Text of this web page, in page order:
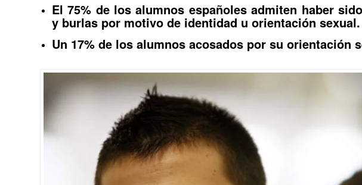
El 75% de los alumnos españoles admiten haber
y burlas por motivo de identidad u orientación sexual.
Un 17% de los alumnos acosados por su orientación